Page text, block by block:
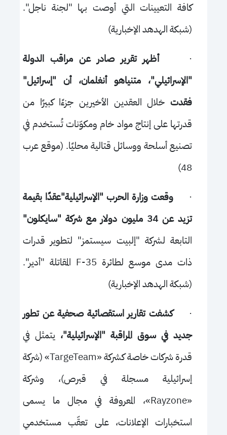
كافة التعيينات التي أوصت بها "لجنة ناجل".
(شبكة الهدهد الإخبارية)
·أظهر تقرير صادر عن مراقب الدولة
"الإسرائيلي"، متنياهو أنغلمان، أن "إسرائيل"
فقدت خلال العقدين الأخيرين جزءًا كبيرًا من
قدرتها على إنتاج مواد خام ومكوّنات تُستخدم في
تصنيع أسلحة ووسائل قتالية محليًا. (موقع عرب
48)
· وقعت وزارة الحرب "الإسرائيلية"عقدًا بقيمة
تزيد عن 34 مليون دولار مع شركة "سايكلون"
التابعة لشركة "إلبيت سيستمز" لتطوير قدرات
ذات مدى موسع لطائرة F-35 المقاتلة "أدير".
(شبكة الهدهد الإخبارية)
·كشفت تقارير استقصائية صحفية عن تطور
جديد في سوق المراقبة "الإسرائيلية"، يتمثل في
قدرة شركات خاصة كشركة «TargeTeam» (شركة
إسرائيلية مسجلة في قبرص)، وشركة
«
Rayzone»، المعروفة في مجال ما يسمى
استخبارات الإعلانات، على تعقّب مستخدمي